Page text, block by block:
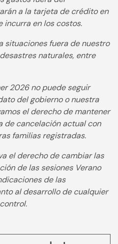
a la tarjeta de crédito en
incurra en los costos.
situaciones fuera de nuestro
naturales, entre
2026 no puede seguir
del gobierno o nuestra
el derecho de mantener
de cancelación actual con
familias registradas.
el derecho de cambiar las
de las sesiones Verano
de las
al desarrollo de cualquier